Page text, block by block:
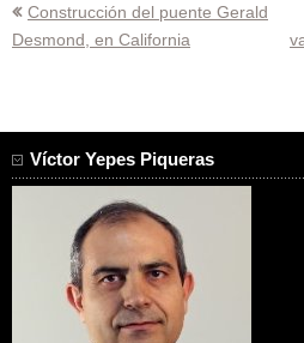
Navegación
de
Construcción del puente Gerald
Desmond, en California
Víctor Yepes Piqueras